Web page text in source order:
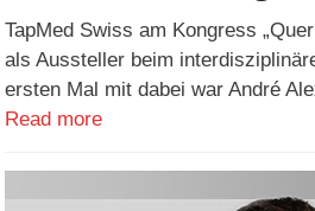
TapMed Swiss am Kongress
als Aussteller beim
ersten Mal mit dabei war André
Read more